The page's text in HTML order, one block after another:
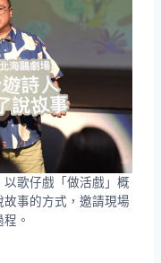
歌仔戲「做活戲」概
事的方式，邀請現場
。